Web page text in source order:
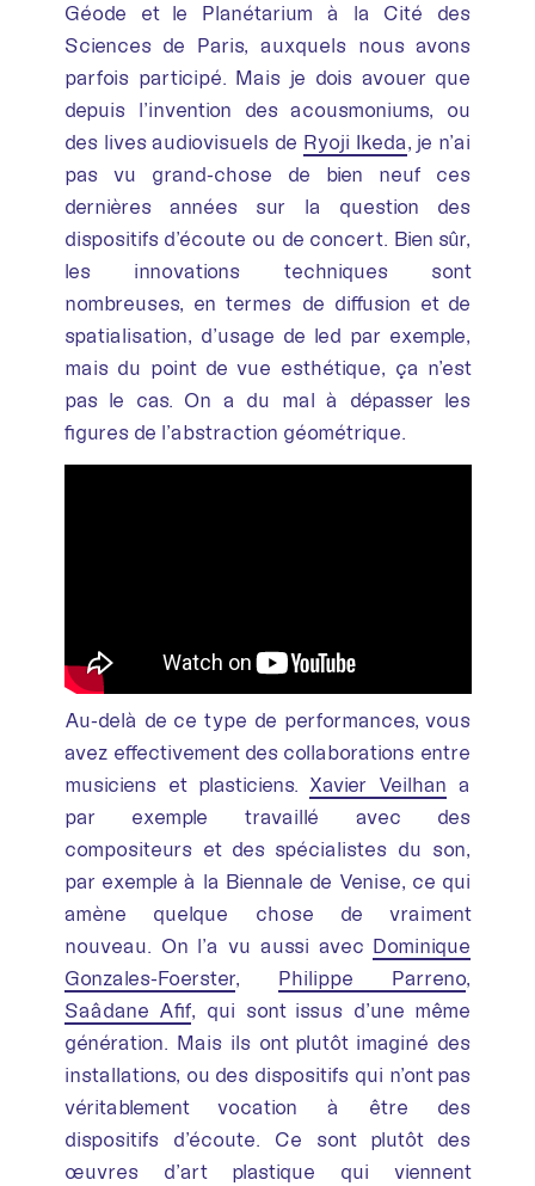
Géode et le Planétarium à la Cité des
Sciences de Paris, auxquels nous avons
parfois participé. Mais je dois avouer que
depuis l’invention des acousmoniums, ou
des lives audiovisuels de Ryoji Ikeda, je n’ai
pas vu grand-chose de bien neuf ces
dernières années sur la question des
dispositifs d’écoute ou de concert. Bien sûr,
les innovations techniques sont
nombreuses, en termes de diffusion et de
spatialisation, d’usage de led par exemple,
mais du point de vue esthétique, ça n’est
pas le cas. On a du mal à dépasser les
figures de l’abstraction géométrique.
Au-delà de ce type de performances, vous
avez effectivement des collaborations entre
musiciens et plasticiens. Xavier Veilhan a
par exemple travaillé avec des
compositeurs et des spécialistes du son,
par exemple à la Biennale de Venise, ce qui
amène quelque chose de vraiment
nouveau. On l’a vu aussi avec Dominique
Gonzales-Foerster, Philippe Parreno,
Saâdane Afif, qui sont issus d’une même
génération. Mais ils ont plutôt imaginé des
installations, ou des dispositifs qui n’ont pas
véritablement vocation à être des
dispositifs d’écoute. Ce sont plutôt des
œuvres d’art plastique qui viennent